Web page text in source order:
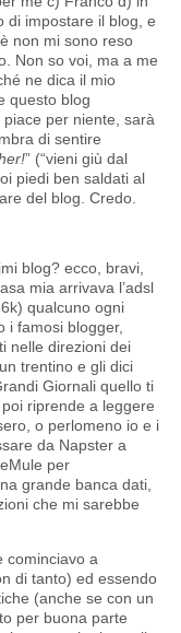
di impostare il blog, e
non mi sono reso
Non so voi, ma a me
ne dica il mio
questo blog
per niente, sarà
di sentire
” (“vieni giù dal
piedi ben saldati al
del blog. Credo.
blog? ecco, bravi,
mia arrivava l’adsl
qualcuno ogni
i famosi blogger,
nelle direzioni dei
trentino e gli dici
Giornali quello ti
riprende a leggere
o perlomeno io e i
da Napster a
per
grande banca dati,
che mi sarebbe
cominciavo a
di tanto) ed essendo
(anche se con un
per buona parte